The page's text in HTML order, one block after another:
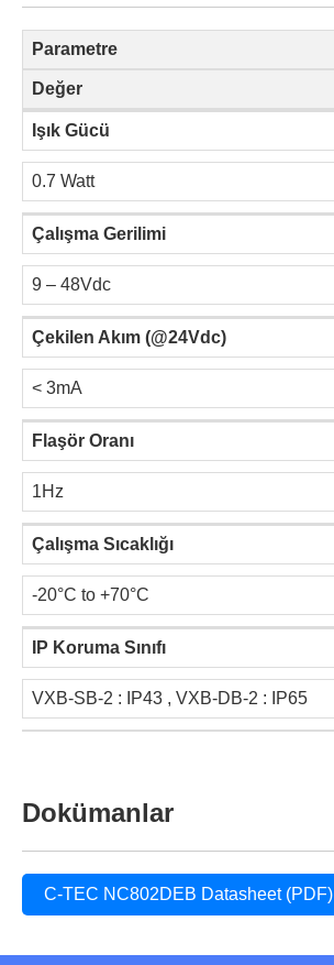
Parametre
Değer
Işık Gücü
0.7 Watt
Çalışma Gerilimi
9 – 48Vdc
Çekilen Akım (@24Vdc)
< 3mA
Flaşör Oranı
1Hz
Çalışma Sıcaklığı
-20°C to +70°C
IP Koruma Sınıfı
VXB-SB-2 : IP43 , VXB-DB-2 : IP65
Dokümanlar
C-TEC NC802DEB Datasheet (PDF)